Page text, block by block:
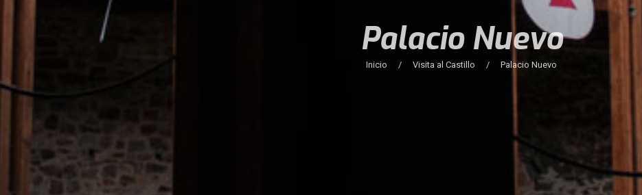
Palacio Nuevo
Inicio / Visita al Castillo / Palacio Nuevo